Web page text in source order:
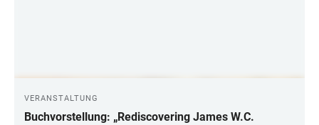
VERANSTALTUNG
Buchvorstellung: „Rediscovering James W.C.